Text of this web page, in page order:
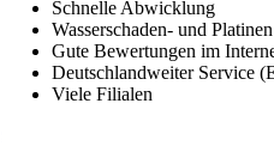
Schnelle Abwicklung
Wasserschaden- und
Gute Bewertungen im
Deutschlandweiter Service
Viele Filialen